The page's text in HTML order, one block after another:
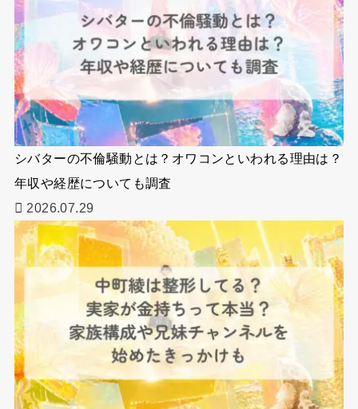
シバターの不倫騒動とは？オワコンといわれる理由は？
年収や経歴についても調査
2026.07.29